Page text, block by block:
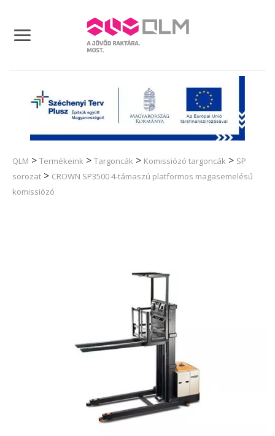
content
QLM > Termékeink > Targoncák > Komissiózó targoncák > SP
sorozat > CROWN SP3500 4-támaszú platformos magasemelésű
komissiózó